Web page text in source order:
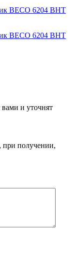
и уточнят
при получении,